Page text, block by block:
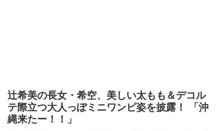
辻希美の長女・希空、美しい太もも＆デコル
テ際立つ大人っぽミニワンピ姿を披露！ 「沖
縄来たー！！」